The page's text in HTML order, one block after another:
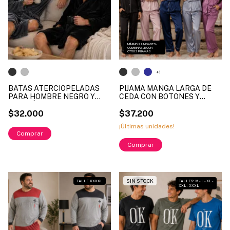
BATAS ATERCIOPELADAS
PARA HOMBRE NEGRO Y
TALLES DISPONIBLES M - L -
$32.000
Comprar
MÍNIMO 2 UNIDADES -
COMBINABLE CON
OTROS PIJAMAS
PIJAMA MANGA LARGA DE
CEDA CON BOTONES Y
658 TALLES DISPONIBLES S
- M - L - XL ( MAYOR )
$37.200
¡Últimas unidades!
+1
Comprar
1/ 2
TALLE XXXXL 1/ 5
SIN STOCK
TALLES: M - L - XL -
XXL - XXXL